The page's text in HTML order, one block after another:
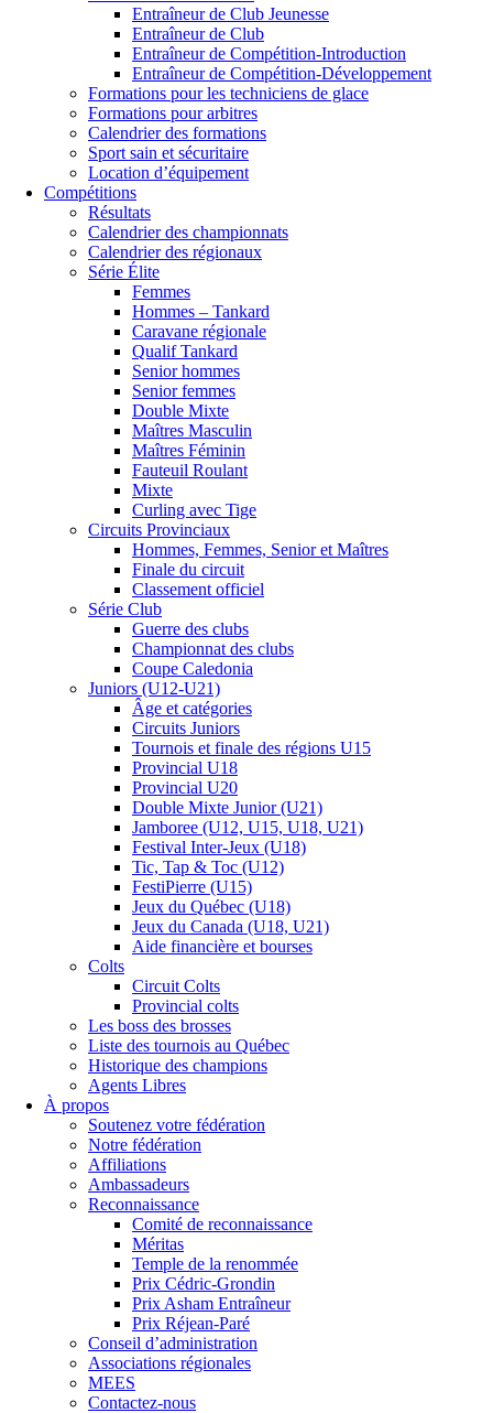
Entraîneur de Club Jeunesse
Entraîneur de Club
Entraîneur de Compétition-Introduction
Entraîneur de Compétition-Développement
Formations pour les techniciens de glace
Formations pour arbitres
Calendrier des formations
Sport sain et sécuritaire
Location d’équipement
Compétitions
Résultats
Calendrier des championnats
Calendrier des régionaux
Série Élite
Femmes
Hommes – Tankard
Caravane régionale
Qualif Tankard
Senior hommes
Senior femmes
Double Mixte
Maîtres Masculin
Maîtres Féminin
Fauteuil Roulant
Mixte
Curling avec Tige
Circuits Provinciaux
Hommes, Femmes, Senior et Maîtres
Finale du circuit
Classement officiel
Série Club
Guerre des clubs
Championnat des clubs
Coupe Caledonia
Juniors (U12-U21)
Âge et catégories
Circuits Juniors
Tournois et finale des régions U15
Provincial U18
Provincial U20
Double Mixte Junior (U21)
Jamboree (U12, U15, U18, U21)
Festival Inter-Jeux (U18)
Tic, Tap & Toc (U12)
FestiPierre (U15)
Jeux du Québec (U18)
Jeux du Canada (U18, U21)
Aide financière et bourses
Colts
Circuit Colts
Provincial colts
Les boss des brosses
Liste des tournois au Québec
Historique des champions
Agents Libres
À propos
Soutenez votre fédération
Notre fédération
Affiliations
Ambassadeurs
Reconnaissance
Comité de reconnaissance
Méritas
Temple de la renommée
Prix Cédric-Grondin
Prix Asham Entraîneur
Prix Réjean-Paré
Conseil d’administration
Associations régionales
MEES
Contactez-nous